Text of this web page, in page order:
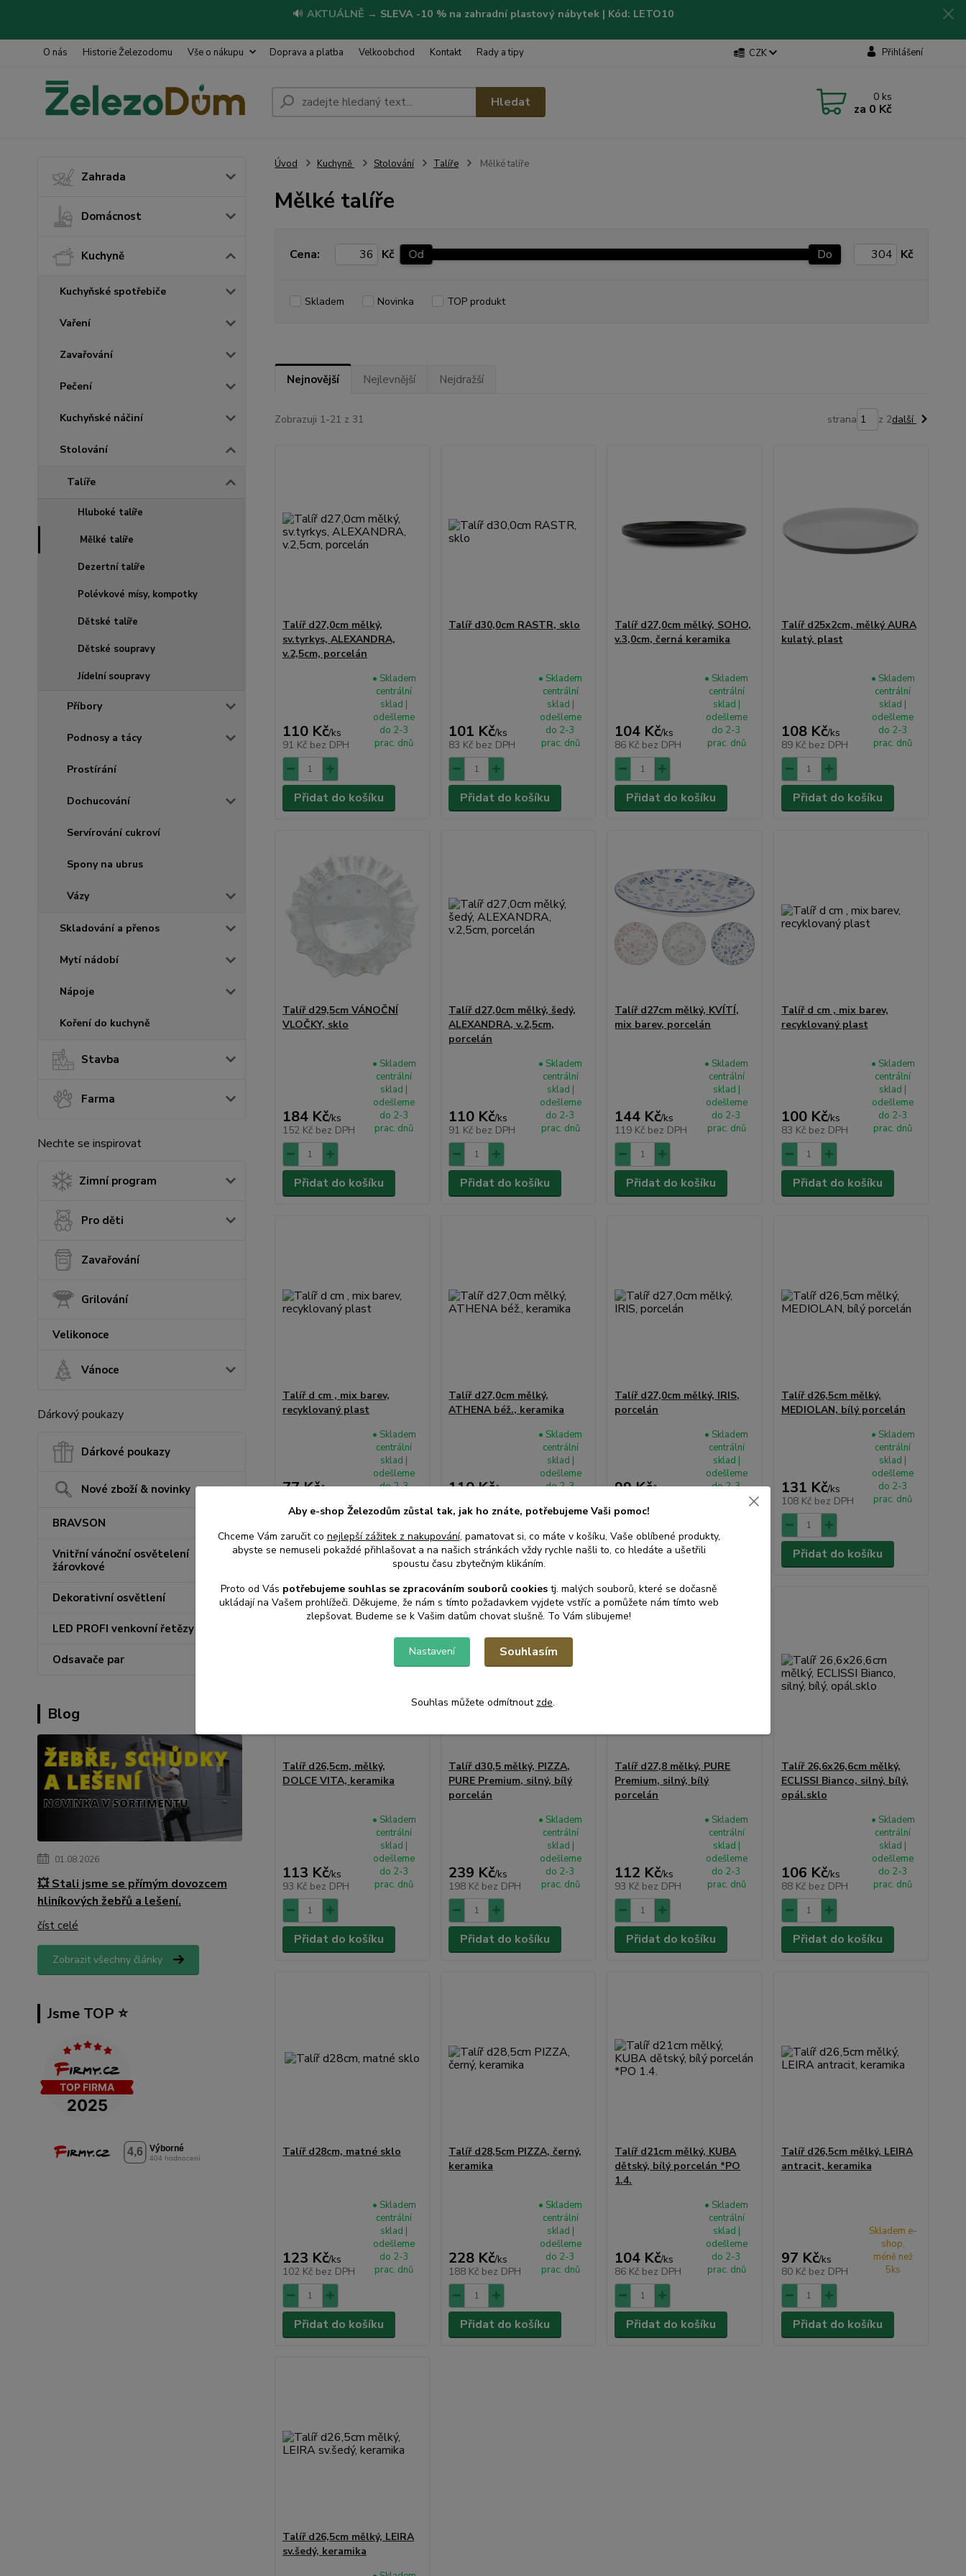
🔊 AKTUÁLNĚ → SLEVA -10 % na zahradní plastový nábytek | Kód: LETO10
O nás Historie Železodomu Vše o nákupu Doprava a platba Velkoobchod Kontakt Rady a tipy CZK Přihlášení
Hledat 0 ks
za 0 Kč
Zahrada
Domácnost
Kuchyně
Kuchyňské spotřebiče
Vaření
Zavařování
Pečení
Kuchyňské náčiní
Stolování
Talíře
Hluboké talíře
Mělké talíře
Dezertní talíře
Polévkové mísy, kompotky
Dětské talíře
Dětské soupravy
Jídelní soupravy
Příbory
Podnosy a tácy
Prostírání
Dochucování
Servírování cukroví
Spony na ubrus
Vázy
Skladování a přenos
Mytí nádobí
Nápoje
Koření do kuchyně
Stavba
Farma
Nechte se inspirovat
Zimní program
Pro děti
Zavařování
Grilování
Velikonoce
Vánoce
Dárkový poukazy
Dárkové poukazy
Nové zboží & novinky
BRAVSON
Vnitřní vánoční osvětelení
žárovkové
Dekorativní osvětlení
LED PROFI venkovní řetězy
Odsavače par
Blog
01.08.2026
💥 Stali jsme se přímým dovozcem
hliníkových žebřů a lešení.
číst celé
Zobrazit všechny články
Jsme TOP ⭐️
Úvod Kuchyně Stolování Talíře Mělké talíře
Mělké talíře
Cena: Kč Od Do Kč
Skladem Novinka TOP produkt
Nejnovější Nejlevnější Nejdražší
Zobrazuji 1-21 z 31 strana z 2další
Talíř d27,0cm mělký,
sv.tyrkys, ALEXANDRA,
v.2,5cm, porcelán
110 Kč/ks
91 Kč bez DPH
• Skladem
centrální
sklad |
odešleme
do 2-3
prac. dnů
Přidat do košíku
Talíř d30,0cm RASTR, sklo
101 Kč/ks
83 Kč bez DPH
• Skladem
centrální
sklad |
odešleme
do 2-3
prac. dnů
Přidat do košíku
Talíř d27,0cm mělký, SOHO,
v.3,0cm, černá keramika
104 Kč/ks
86 Kč bez DPH
• Skladem
centrální
sklad |
odešleme
do 2-3
prac. dnů
Přidat do košíku
Talíř d25x2cm, mělký AURA
kulatý, plast
108 Kč/ks
89 Kč bez DPH
• Skladem
centrální
sklad |
odešleme
do 2-3
prac. dnů
Přidat do košíku
Talíř d29,5cm VÁNOČNÍ
VLOČKY, sklo
184 Kč/ks
152 Kč bez DPH
• Skladem
centrální
sklad |
odešleme
do 2-3
prac. dnů
Přidat do košíku
Talíř d27,0cm mělký, šedý,
ALEXANDRA, v.2,5cm,
porcelán
110 Kč/ks
91 Kč bez DPH
• Skladem
centrální
sklad |
odešleme
do 2-3
prac. dnů
Přidat do košíku
Talíř d27cm mělký, KVÍTÍ,
mix barev, porcelán
144 Kč/ks
119 Kč bez DPH
• Skladem
centrální
sklad |
odešleme
do 2-3
prac. dnů
Přidat do košíku
Talíř d cm , mix barev,
recyklovaný plast
100 Kč/ks
83 Kč bez DPH
• Skladem
centrální
sklad |
odešleme
do 2-3
prac. dnů
Přidat do košíku
Talíř d cm , mix barev,
recyklovaný plast
77 Kč/ks
bez DPH
• Skladem
centrální
sklad |
odešleme
do 2-3
Přidat do košíku
Talíř d27,0cm mělký,
ATHENA béž., keramika
110 Kč/ks
• Skladem
centrální
sklad |
odešleme
do 2-3
Přidat do košíku
Talíř d27,0cm mělký, IRIS,
porcelán
99 Kč/ks
• Skladem
centrální
sklad |
odešleme
do 2-3
Přidat do košíku
Talíř d26,5cm mělký,
MEDIOLAN, bílý porcelán
131 Kč/ks
108 Kč bez DPH
• Skladem
centrální
sklad |
odešleme
do 2-3
prac. dnů
Přidat do košíku
Talíř d26,5cm, mělký,
DOLCE VITA, keramika
113 Kč/ks
93 Kč bez DPH
• Skladem
centrální
sklad |
odešleme
do 2-3
prac. dnů
Přidat do košíku
Talíř d30,5 mělký, PIZZA,
PURE Premium, silný, bílý
porcelán
239 Kč/ks
198 Kč bez DPH
• Skladem
centrální
sklad |
odešleme
do 2-3
prac. dnů
Přidat do košíku
Talíř d27,8 mělký, PURE
Premium, silný, bílý
porcelán
112 Kč/ks
93 Kč bez DPH
• Skladem
centrální
sklad |
odešleme
do 2-3
prac. dnů
Přidat do košíku
Talíř 26,6x26,6cm mělký,
ECLISSI Bianco, silný, bílý,
opál.sklo
106 Kč/ks
88 Kč bez DPH
• Skladem
centrální
sklad |
odešleme
do 2-3
prac. dnů
Přidat do košíku
Talíř d28cm, matné sklo
123 Kč/ks
102 Kč bez DPH
• Skladem
centrální
sklad |
odešleme
do 2-3
prac. dnů
Přidat do košíku
Talíř d28,5cm PIZZA, černý,
keramika
228 Kč/ks
188 Kč bez DPH
• Skladem
centrální
sklad |
odešleme
do 2-3
prac. dnů
Přidat do košíku
Talíř d21cm mělký, KUBA
dětský, bílý porcelán *PO
1.4.
104 Kč/ks
86 Kč bez DPH
• Skladem
centrální
sklad |
odešleme
do 2-3
prac. dnů
Přidat do košíku
Talíř d26,5cm mělký, LEIRA
antracit, keramika
97 Kč/ks
80 Kč bez DPH
Skladem e-
shop,
méně než
5ks
Přidat do košíku
Talíř d26,5cm mělký, LEIRA
sv.šedý, keramika
Aby e-shop Železodům zůstal tak, jak ho znáte, potřebujeme Vaši pomoc!
Chceme Vám zaručit co nejlepší zážitek z nakupování, pamatovat si, co máte v košíku, Vaše oblíbené produkty,
abyste se nemuseli pokaždé přihlašovat a na našich stránkách vždy rychle našli to, co hledáte a ušetřili
spoustu času zbytečným klikáním.
Proto od Vás potřebujeme souhlas se zpracováním souborů cookies tj. malých souborů, které se dočasně
ukládají na Vašem prohlížeči. Děkujeme, že nám s tímto požadavkem vyjdete vstříc a pomůžete nám tímto web
zlepšovat. Budeme se k Vašim datům chovat slušně. To Vám slibujeme!
Nastavení Souhlasím
Souhlas můžete odmítnout zde.